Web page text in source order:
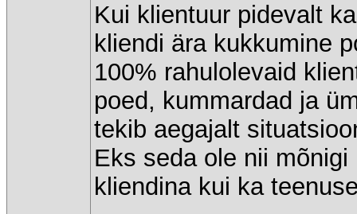
Kui klientuur pidevalt
kliendi ära kukkumine
100% rahulolevaid
poed, kummardad ja
tekib aegajalt
Eks seda ole nii
kliendina kui ka